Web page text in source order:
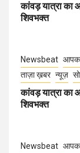
कांवड़ यात्रा का
शिवभक्त
Newsbeat
ताज़ा ख़बर न्यूज़
कांवड़ यात्रा का
शिवभक्त
Newsbeat